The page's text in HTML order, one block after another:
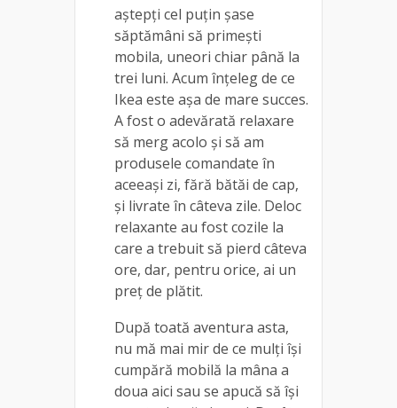
aștepți cel puțin șase
săptămâni să primești
mobila, uneori chiar până la
trei luni. Acum înțeleg de ce
Ikea este așa de mare succes.
A fost o adevărată relaxare
să merg acolo și să am
produsele comandate în
aceeași zi, fără bătăi de cap,
și livrate în câteva zile. Deloc
relaxante au fost cozile la
care a trebuit să pierd câteva
ore, dar, pentru orice, ai un
preț de plătit.
După toată aventura asta,
nu mă mai mir de ce mulți își
cumpără mobilă la mâna a
doua aici sau se apucă să își